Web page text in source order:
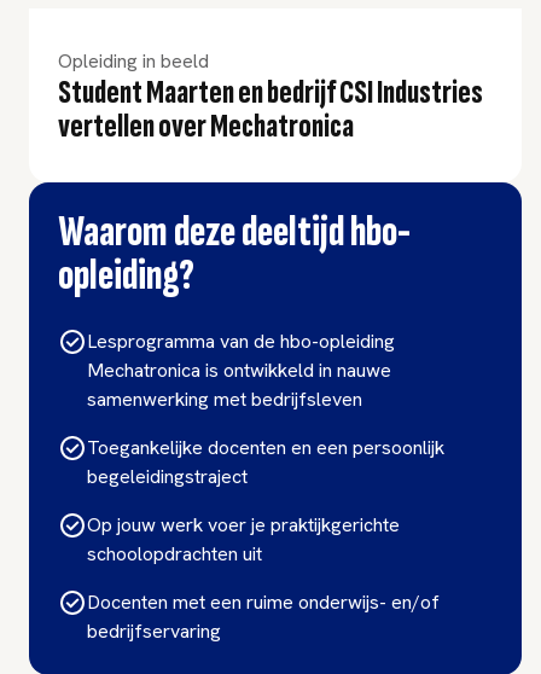
Opleiding in beeld
Student Maarten en bedrijf CSI Industries
vertellen over Mechatronica
Waarom deze deeltijd hbo-
opleiding?
Lesprogramma van de hbo-opleiding
Mechatronica is ontwikkeld in nauwe
samenwerking met bedrijfsleven
Toegankelijke docenten en een persoonlijk
begeleidingstraject
Op jouw werk voer je praktijkgerichte
schoolopdrachten uit
Docenten met een ruime onderwijs- en/of
bedrijfservaring